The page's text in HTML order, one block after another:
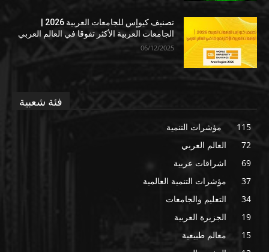
تصنيف كيوإس للجامعات العربية 2026 |
الجامعات العربية الأكثر تفوقا في العالم العربي
06/12/2025
فئة شعبية
مؤشرات التنمية
115
العالم العربي
72
اشراقات عربية
69
مؤشرات التنمية العالمية
37
التعليم والجامعات
34
الجزيرة العربية
19
معالم طبيعية
15